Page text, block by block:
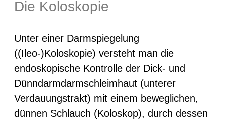
Die Koloskopie
Unter einer Darmspiegelung
((Ileo-)Koloskopie) versteht man die
endoskopische Kontrolle der Dick- und
Dünndarmdarmschleimhaut (unterer
Verdauungstrakt) mit einem beweglichen,
dünnen Schlauch (Koloskop), durch dessen